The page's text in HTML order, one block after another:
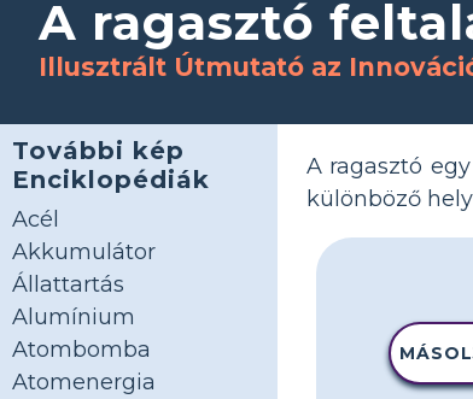
A ragasztó
Illusztrált Útmutató az
További kép
Enciklopédiák
Acél
Akkumulátor
Állattartás
Alumínium
Atombomba
Atomenergia
A ragasztó
különböző